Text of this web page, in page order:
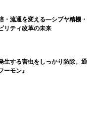
・流通を変える―シブヤ精機・
リティ改革の未来
生する害虫をしっかり防除。通
ーモン』